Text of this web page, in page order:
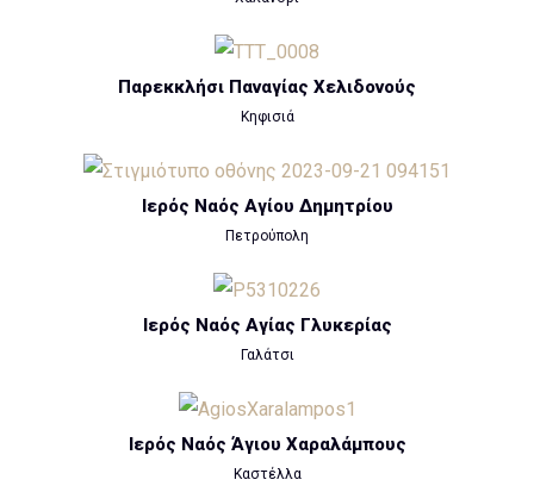
Παρεκκλήσι Παναγίας Χελιδονούς
Κηφισιά
Ιερός Ναός Αγίου Δημητρίου
Πετρούπολη
Ιερός Ναός Αγίας Γλυκερίας
Γαλάτσι
Ιερός Ναός Άγιου Χαραλάμπους
Καστέλλα